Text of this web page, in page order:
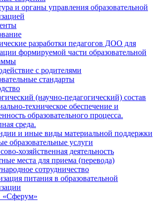
и органы управления образовательной
разработки педагогов ДОО для
формируемой части образовательной
с родителями
стандарты
(научно-педагогический) состав
техническое обеспечение и
образовательного процесса.
среда.
и иные виды материальной поддержки
образовательные услуги
хозяйственная деятельность
места для приема (перевода)
сотрудничество
питания в образовательной